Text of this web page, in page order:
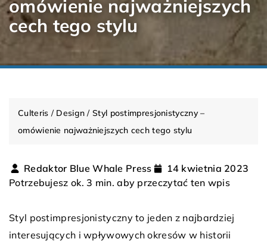
omówienie najważniejszych
cech tego stylu
Culteris / Design /Styl postimpresjonistyczny –
omówienie najważniejszych cech tego stylu
Redaktor Blue Whale Press
14 kwietnia 2023
Potrzebujesz ok. 3 min. aby przeczytać ten wpis
Styl postimpresjonistyczny to jeden z najbardziej
interesujących i wpływowych okresów w historii